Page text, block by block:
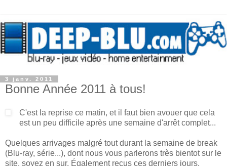
3 janv. 2011
Bonne Année 2011 à tous!
C'est la reprise ce matin, et il faut bien avouer que cela
est un peu difficile après une semaine d'arrêt complet...
Quelques arrivages malgré tout durant la semaine de break
(Blu-ray, série...), dont nous vous parlerons très bientot sur le
site, soyez en sur. Également reçus ces derniers jours,